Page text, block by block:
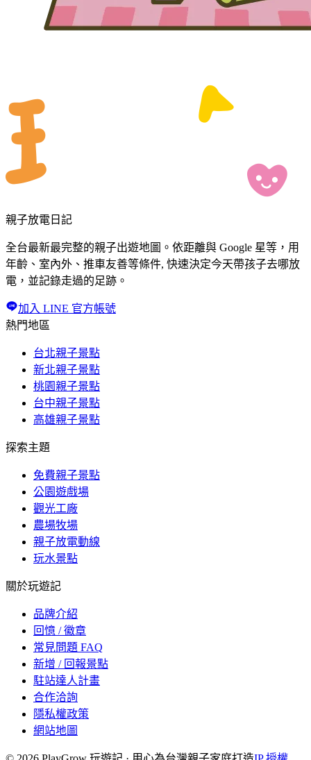
親子放電日記
全台最新最完整的親子出遊地圖。依距離與 Google 星等，用
年齡、室內外、推車友善等條件, 快速決定今天帶孩子去哪放
電，並記錄走過的足跡。
加入 LINE 官方帳號
熱門地區
台北親子景點
新北親子景點
桃園親子景點
台中親子景點
高雄親子景點
探索主題
免費親子景點
公園遊戲場
觀光工廠
農場牧場
親子放電動線
玩水景點
關於玩遊記
品牌介紹
回憶 / 徽章
常見問題 FAQ
新增 / 回報景點
駐站達人計畫
合作洽詢
隱私權政策
網站地圖